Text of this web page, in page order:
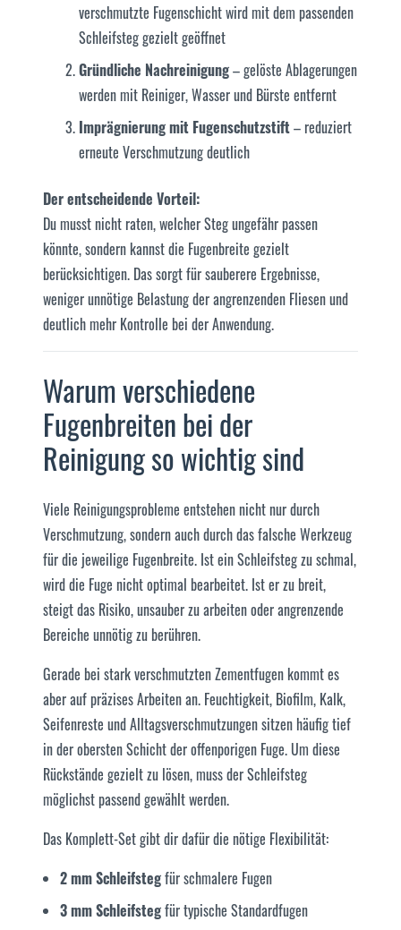
verschmutzte Fugenschicht wird mit dem passenden
Schleifsteg gezielt geöffnet
Gründliche Nachreinigung– gelöste Ablagerungen
werden mit Reiniger, Wasser und Bürste entfernt
Imprägnierung mit Fugenschutzstift– reduziert
erneute Verschmutzung deutlich
Der entscheidende Vorteil:
Du musst nicht raten, welcher Steg ungefähr passen
könnte, sondern kannst die Fugenbreite gezielt
berücksichtigen. Das sorgt für sauberere Ergebnisse,
weniger unnötige Belastung der angrenzenden Fliesen und
deutlich mehr Kontrolle bei der Anwendung.
Warum verschiedene
Fugenbreiten bei der
Reinigung so wichtig sind
Viele Reinigungsprobleme entstehen nicht nur durch
Verschmutzung, sondern auch durch das falsche Werkzeug
für die jeweilige Fugenbreite. Ist ein Schleifsteg zu schmal,
wird die Fuge nicht optimal bearbeitet. Ist er zu breit,
steigt das Risiko, unsauber zu arbeiten oder angrenzende
Bereiche unnötig zu berühren.
Gerade bei stark verschmutzten Zementfugen kommt es
aber auf präzises Arbeiten an. Feuchtigkeit, Biofilm, Kalk,
Seifenreste und Alltagsverschmutzungen sitzen häufig tief
in der obersten Schicht der offenporigen Fuge. Um diese
Rückstände gezielt zu lösen, muss der Schleifsteg
möglichst passend gewählt werden.
Das Komplett-Set gibt dir dafür die nötige Flexibilität:
2 mm Schleifstegfür schmalere Fugen
3 mm Schleifstegfür typische Standardfugen